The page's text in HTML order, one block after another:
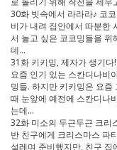
30화 빗속에서 라라라♪ 코
비가 내려 집안에서 따분한
서 놀고 싶은 코코밍들을 위
데…
31화 키키밍, 제자가 생기다
요즘 인기 있는 스칸디나비
밍들. 하지만 키키밍은 요
때 눈앞에 예전에 스칸디나
는데…
32화 미소의 두근두근 크리
반 친구에게 크리스마스 파
설레며 준비했지만, 친구